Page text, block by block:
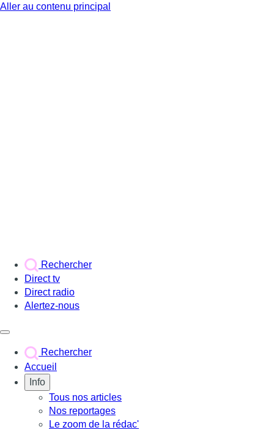
Aller au contenu principal
Rechercher
Direct tv
Direct radio
Alertez-nous
Rechercher
Accueil
Info
Tous nos articles
Nos reportages
Le zoom de la rédac'